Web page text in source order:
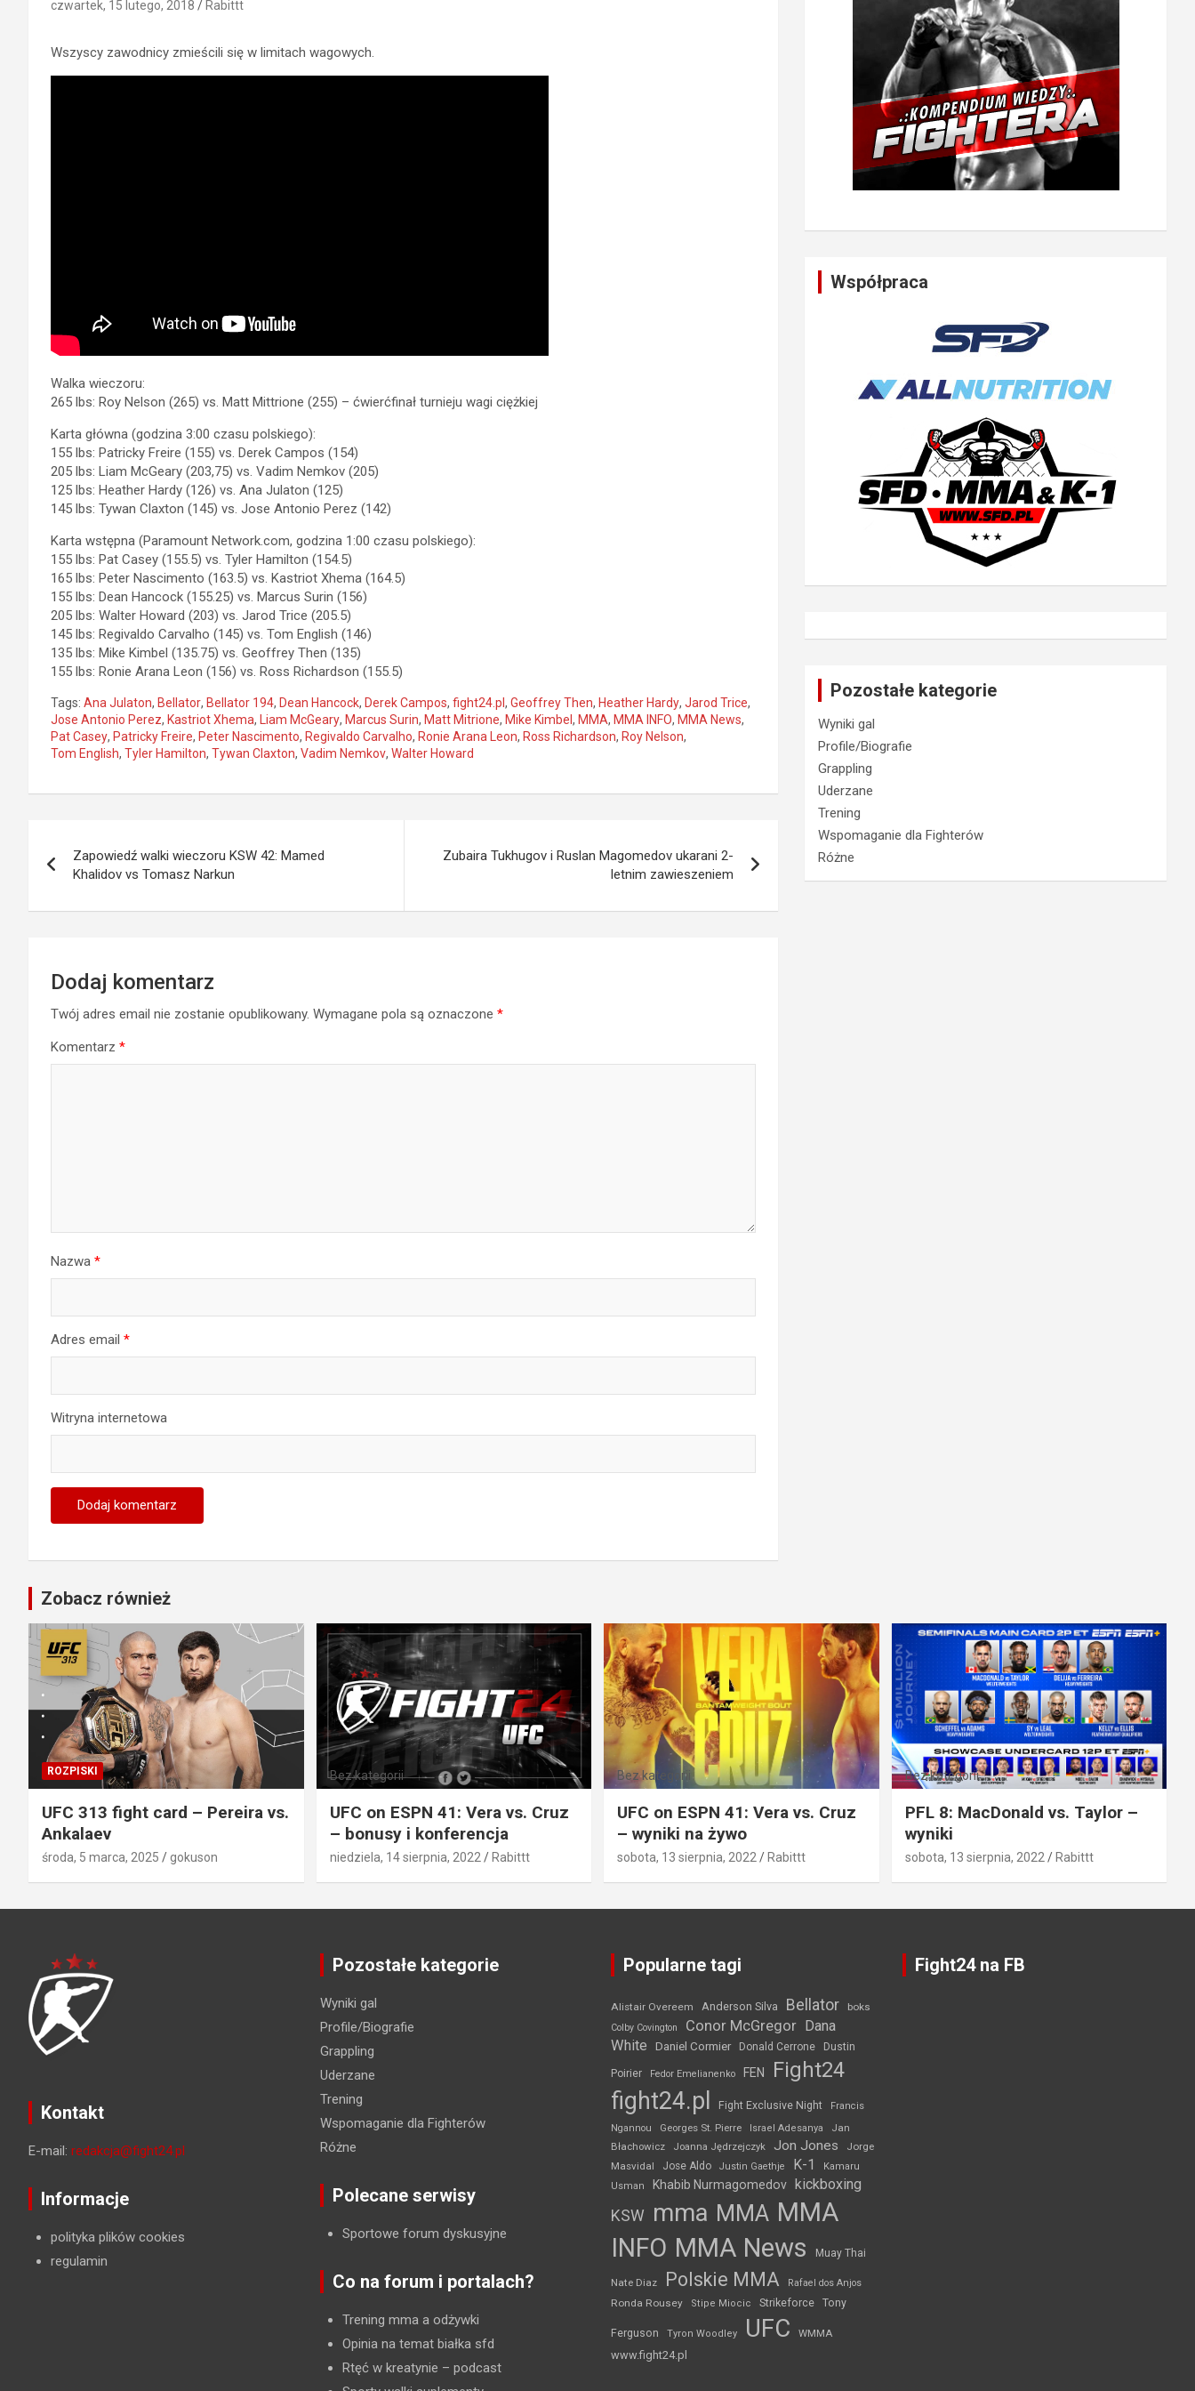
czwartek, 15 lutego, 2018 Rabittt
Wszyscy zawodnicy zmieścili się w limitach wagowych.
Walka wieczoru:
265 lbs: Roy Nelson (265) vs. Matt Mittrione (255) – ćwierćfinał turnieju wagi ciężkiej
Karta główna (godzina 3:00 czasu polskiego):
155 lbs: Patricky Freire (155) vs. Derek Campos (154)
205 lbs: Liam McGeary (203,75) vs. Vadim Nemkov (205)
125 lbs: Heather Hardy (126) vs. Ana Julaton (125)
145 lbs: Tywan Claxton (145) vs. Jose Antonio Perez (142)
Karta wstępna (Paramount Network.com, godzina 1:00 czasu polskiego):
155 lbs: Pat Casey (155.5) vs. Tyler Hamilton (154.5)
165 lbs: Peter Nascimento (163.5) vs. Kastriot Xhema (164.5)
155 lbs: Dean Hancock (155.25) vs. Marcus Surin (156)
205 lbs: Walter Howard (203) vs. Jarod Trice (205.5)
145 lbs: Regivaldo Carvalho (145) vs. Tom English (146)
135 lbs: Mike Kimbel (135.75) vs. Geoffrey Then (135)
155 lbs: Ronie Arana Leon (156) vs. Ross Richardson (155.5)
Tags: Ana Julaton, Bellator, Bellator 194, Dean Hancock, Derek Campos, fight24.pl , Geoffrey Then, Heather Hardy, Jarod Trice,
Jose Antonio Perez, Kastriot Xhema, Liam McGeary, Marcus Surin, Matt Mitrione, Mike Kimbel , MMA, MMA INFO, MMA News,
Pat Casey, Patricky Freire, Peter Nascimento, Regivaldo Carvalho, Ronie Arana Leon, Ross Richardson, Roy Nelson,
Tom English, Tyler Hamilton, Tywan Claxton, Vadim Nemkov, Walter Howard
wpisu
Zapowiedź walki wieczoru KSW 42: Mamed
Khalidov vs Tomasz Narkun
Zubaira Tukhugov i Ruslan Magomedov ukarani 2-
letnim zawieszeniem
Dodaj komentarz
Twój adres email nie zostanie opublikowany. Wymagane pola są oznaczone *
Komentarz *
Nazwa *
Adres email *
Witryna internetowa
Współpraca
Pozostałe kategorie
Wyniki gal
Profile/Biografie
Grappling
Uderzane
Trening
Wspomaganie dla Fighterów
Różne
Zobacz również
ROZPISKI
UFC 313 fight card – Pereira vs.
Ankalaev
środa, 5 marca, 2025 gokuson
Bez kategorii
UFC on ESPN 41: Vera vs. Cruz
– bonusy i konferencja
niedziela, 14 sierpnia, 2022 Rabittt
Bez kategorii
UFC on ESPN 41: Vera vs. Cruz
– wyniki na żywo
sobota, 13 sierpnia, 2022 Rabittt
Bez kategorii
PFL 8: MacDonald vs. Taylor –
wyniki
sobota, 13 sierpnia, 2022 Rabittt
Kontakt
E-mail: redakcja@fight24.pl
Informacje
polityka plików cookies
regulamin
Pozostałe kategorie
Wyniki gal
Profile/Biografie
Grappling
Uderzane
Trening
Wspomaganie dla Fighterów
Różne
Polecane serwisy
Sportowe forum dyskusyjne
Co na forum i portalach?
Trening mma a odżywki
Opinia na temat białka sfd
Rtęć w kreatynie – podcast
Popularne tagi
Alistair Overeem Anderson Silva Bellator boks
Colby Covington Conor McGregor Dana
White
Daniel Cormier Donald Cerrone Dustin
Poirier Fedor Emelianenko FEN Fight24
fight24.pl Fight Exclusive Night
Francis
Ngannou
Georges St. Pierre Israel Adesanya
Jan
Błachowicz
Joanna Jędrzejczyk Jon Jones
Jorge
Masvidal
Jose Aldo Justin Gaethje K-1
Kamaru
Usman
Khabib Nurmagomedov kickboxing
KSW mma MMA MMA
INFO MMA News Muay Thai
Nate Diaz Polskie MMA Rafael dos Anjos
Ronda Rousey Stipe Miocic Strikeforce Tony
Ferguson Tyron Woodley UFC WMMA
www.fight24.pl
Fight24 na FB